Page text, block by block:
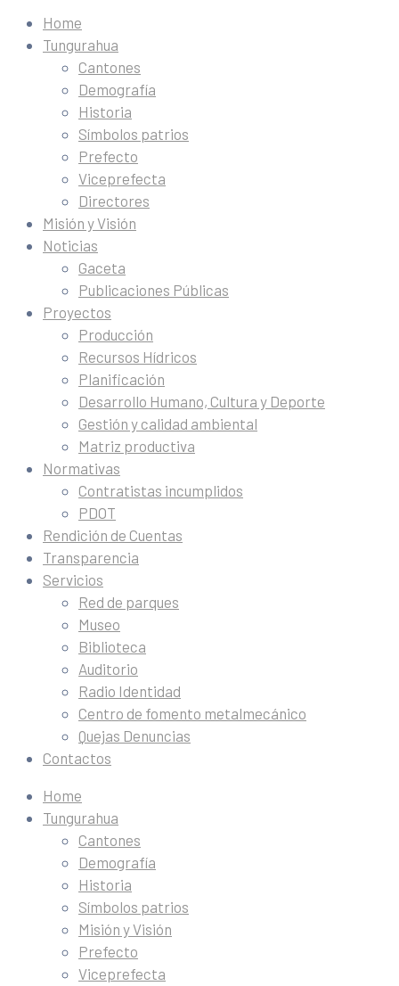
Home
Tungurahua
Cantones
Demografía
Historia
Símbolos patrios
Prefecto
Viceprefecta
Directores
Misión y Visión
Noticias
Gaceta
Publicaciones Públicas
Proyectos
Producción
Recursos Hídricos
Planificación
Desarrollo Humano, Cultura y Deporte
Gestión y calidad ambiental
Matriz productiva
Normativas
Contratistas incumplidos
PDOT
Rendición de Cuentas
Transparencia
Servicios
Red de parques
Museo
Biblioteca
Auditorio
Radio Identidad
Centro de fomento metalmecánico
Quejas Denuncias
Contactos
Home
Tungurahua
Cantones
Demografía
Historia
Símbolos patrios
Misión y Visión
Prefecto
Viceprefecta